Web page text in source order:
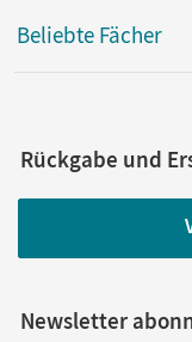
Beliebte Fächer
Rückgabe und
Newsletter